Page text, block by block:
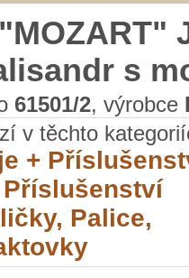
s
61501/2, výrobce
v těchto
+
Příslušenství
Palice,